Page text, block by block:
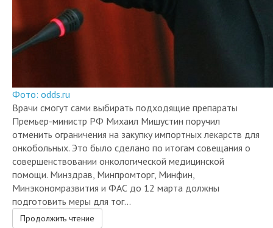
Врачи смогут сами выбирать подходящие препараты​
Премьер-министр РФ Михаил Мишустин поручил
отменить ограничения на закупку импортных лекарств для
онкобольных. Это было сделано по итогам совещания о
совершенствовании онкологической медицинской
помощи. Минздрав, Минпромторг, Минфин,
Минэкономразвития и ФАС до 12 марта должны
подготовить меры для тог...
Продолжить чтение